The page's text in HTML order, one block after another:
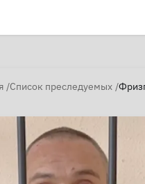
Список преследуемых